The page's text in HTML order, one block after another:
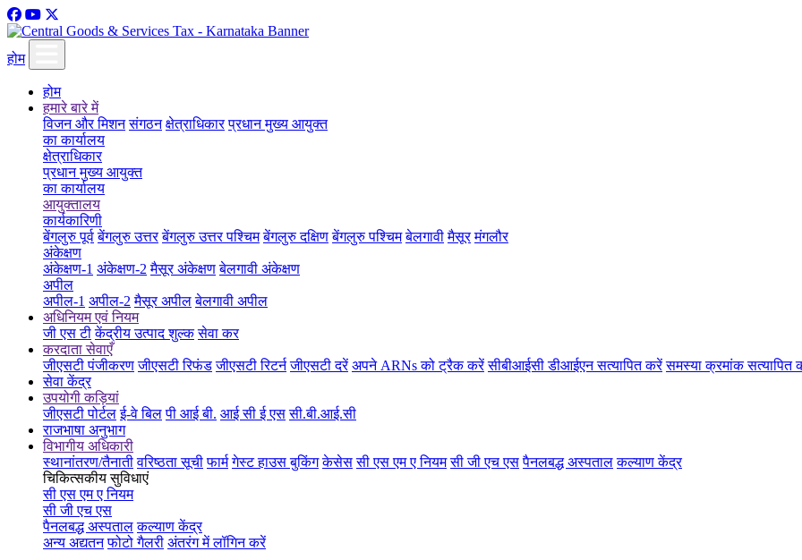
होम
होम
हमारे बारे में
विजन और मिशन संगठन क्षेत्राधिकार प्रधान मुख्य आयुक्त
का कार्यालय
क्षेत्राधिकार
प्रधान मुख्य आयुक्त
का कार्यालय
आयुक्तालय
कार्यकारिणी
बेंगलुरु पूर्व बेंगलुरु उत्तर बेंगलुरु उत्तर पश्चिम बेंगलुरु दक्षिण बेंगलुरु पश्चिम बेलगावी मैसूर मंगलौर
अंकेक्षण
अंकेक्षण-1 अंकेक्षण-2 मैसूर अंकेक्षण बेलगावी अंकेक्षण
अपील
अपील-1 अपील-2 मैसूर अपील बेलगावी अपील
अधिनियम एवं नियम
जी एस टी केंद्रीय उत्पाद शुल्क सेवा कर
करदाता सेवाएँ
जीएसटी पंजीकरण जीएसटी रिफंड जीएसटी रिटर्न जीएसटी दरें अपने ARNs को ट्रैक करें सीबीआईसी डीआईएन सत्यापित करें समस्या क्रमांक सत्यापित
सेवा केंद्र
उपयोगी कड़ियां
जीएसटी पोर्टल ई-वे बिल पी आई बी. आई सी ई एस सी.बी.आई.सी
राजभाषा अनुभाग
विभागीय अधिकारी
स्थानांतरण/तैनाती वरिष्ठता सूची फार्म गेस्ट हाउस बुकिंग केसेस सी एस एम ए नियम सी जी एच एस पैनलबद्ध अस्पताल कल्याण केंद्र
चिकित्सकीय सुविधाएं
सी एस एम ए नियम
सी जी एच एस
पैनलबद्ध अस्पताल कल्याण केंद्र
अन्य अद्यतन फोटो गैलरी अंतरंग में लॉगिन करें